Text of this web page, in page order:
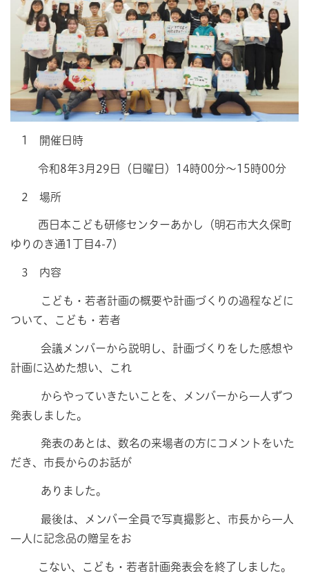
1 開催日時
令和8年3月29日（日曜日）14時00分～15時00分
2 場所
西日本こども研修センターあかし（明石市大久保町
ゆりのき通1丁目4-7）
3 内容
こども・若者計画の概要や計画づくりの過程などに
ついて、こども・若者
会議メンバーから説明し、計画づくりをした感想や
計画に込めた想い、これ
からやっていきたいことを、メンバーから一人ずつ
発表しました。
発表のあとは、数名の来場者の方にコメントをいた
だき、市長からのお話が
ありました。
最後は、メンバー全員で写真撮影と、市長から一人
一人に記念品の贈呈をお
こない、こども・若者計画発表会を終了しました。